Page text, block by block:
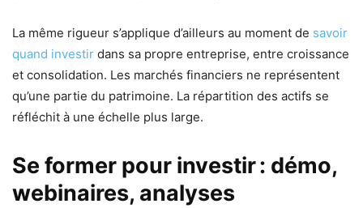
La même rigueur s’applique d’ailleurs au moment de savoir
quand investir dans sa propre entreprise, entre croissance
et consolidation. Les marchés financiers ne représentent
qu’une partie du patrimoine. La répartition des actifs se
réfléchit à une échelle plus large.
Se former pour investir : démo,
webinaires, analyses